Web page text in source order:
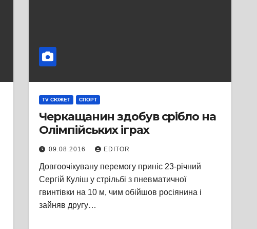
TV СЮЖЕТ СПОРТ
Черкащанин здобув срібло на
Олімпійських іграх
09.08.2016 EDITOR
Довгоочікувану перемогу приніс 23-річний
Сергій Куліш у стрільбі з пневматичної
гвинтівки на 10 м, чим обійшов росіянина і
зайняв другу…